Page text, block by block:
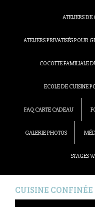
ATELIERS DE
ATELIERS PRIVATISÉS POUR
COCOTTE FAMILIALE
ECOLE DE CUISINE
FAQ CARTE CADEAU
GALERIE PHOTOS
STAGES
CUISINE CONFINÉE